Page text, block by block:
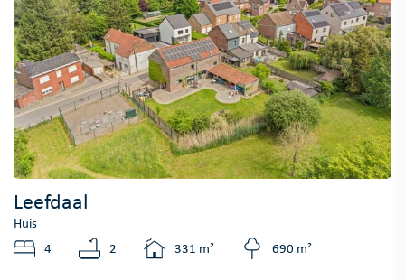
Leefdaal
Huis
4
2 331 m² 690 m²